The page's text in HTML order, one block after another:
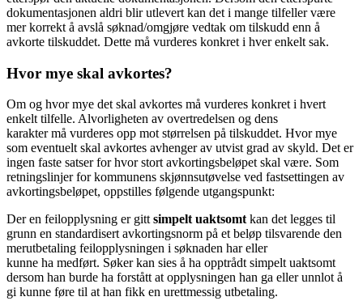
dokumentasjonen aldri blir utlevert kan det i mange tilfeller være
mer korrekt å avslå søknad/omgjøre vedtak om tilskudd enn å
avkorte tilskuddet. Dette må vurderes konkret i hver enkelt sak.
Hvor mye skal avkortes?
Om og hvor mye det skal avkortes må vurderes konkret i hvert
enkelt tilfelle. Alvorligheten av overtredelsen og dens
karakter må vurderes opp mot størrelsen på tilskuddet. Hvor mye
som eventuelt skal avkortes avhenger av utvist grad av skyld. Det er
ingen faste satser for hvor stort avkortingsbeløpet skal være. Som
retningslinjer for kommunens skjønnsutøvelse ved fastsettingen av
avkortingsbeløpet, oppstilles følgende utgangspunkt:
Der en feilopplysning er gitt simpelt uaktsomt kan det legges til
grunn en standardisert avkortingsnorm på et beløp tilsvarende den
merutbetaling feilopplysningen i søknaden har eller
kunne ha medført. Søker kan sies å ha opptrådt simpelt uaktsomt
dersom han burde ha forstått at opplysningen han ga eller unnlot å
gi kunne føre til at han fikk en urettmessig utbetaling.